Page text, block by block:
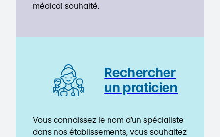
médical souhaité.
Rechercher
un praticien
Vous connaissez le nom d’un spécialiste
dans nos établissements, vous souhaitez